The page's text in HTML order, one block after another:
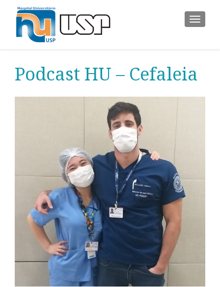
Podcast HU – Cefaleia